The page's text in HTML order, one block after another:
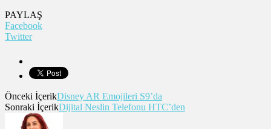
PAYLAŞ
Facebook
Twitter
Önceki İçerikDisney AR Emojileri S9’da
Sonraki İçerikDijital Neslin Telefonu HTC’den